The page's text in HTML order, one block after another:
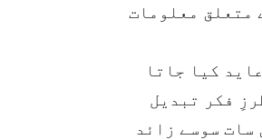
متعلق معلومات
کیا جاتا
طرزِ فکر تبدیل
سات سوسے زائد